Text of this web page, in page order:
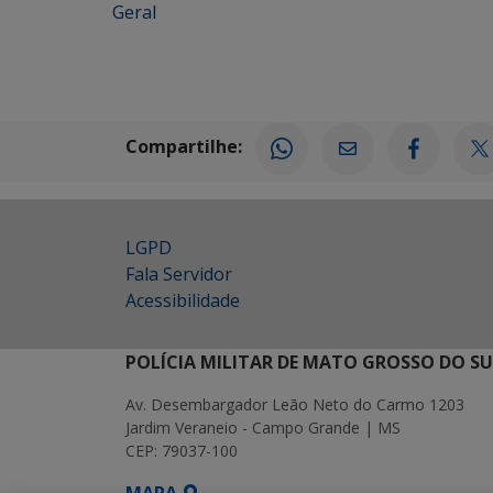
Geral
Compartilhe:
LGPD
Fala Servidor
Acessibilidade
POLÍCIA MILITAR DE MATO GROSSO DO
Av. Desembargador Leão Neto do Carmo 1203
Jardim Veraneio - Campo Grande | MS
CEP: 79037-100